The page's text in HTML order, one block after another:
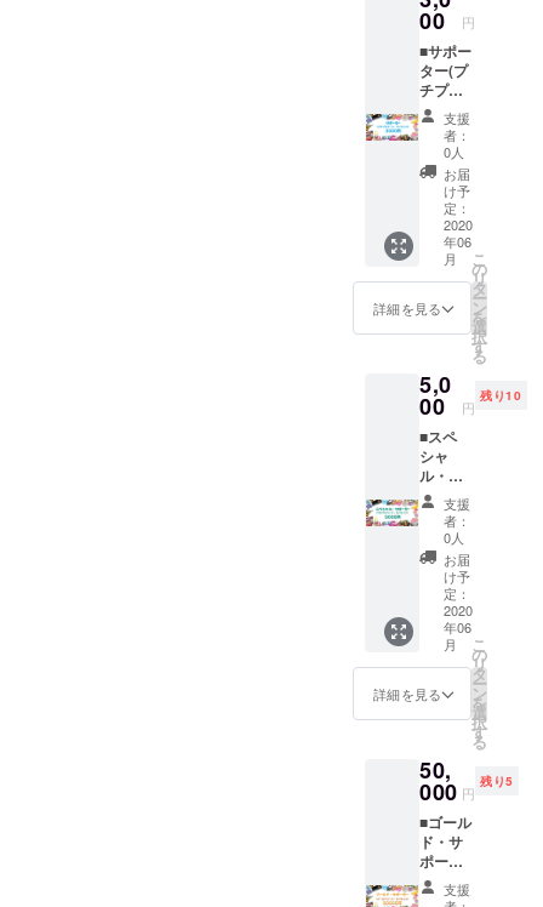
です。
活動の
励みに
なりま
す。応
援され
たとい
う気持
ちだけ
で今日
も一日
頑張れ
ます。
※twitter.
Instagr
amやっ
い。秒
でフォ
ローし
にいき
ます！
◎リ
ターン
内容◎
PHOTO
Mが超
感謝し
ます！
(感謝の
メッ
セージ)
ご登録
アドレ
スへ、
Mから
感謝の
メッ
セージ
00 円
■サポー
ター(プ
チプラ
コー
ス・ラ
イセン
ス)■300
0円
PHOTO
M活動
の中身
に触れ
てみた
い方向
けサ
ポー
ランで
す。 7
月1日
OPEN
予定の
「プチ
プラ
コース
｜680円
(税抜)/
月」と
同等の
ライセ
ンスを
6ヶ月分
お付け
しま
CLUB
をどう
ぞご活
用くだ
さい。
※twitter.
Instagr
支援
者：
0人
お届
け予
定：
2020
年06
月
詳細を見る
こ
の
リ
タ
ー
ン
を
選
択
す
る
5,0
00 円
残り10
■スペ
シャ
ル・サ
ポー
ター(プ
チプラ
コー
ス・ラ
イセン
ス)■500
3000円
のリ
ターン
プラン
に+アナ
好きな
イラス
トを作
成する
プラン
です！
※twitter.
Instagr
支援
者：
0人
お届
け予
定：
2020
年06
月
詳細を見る
こ
の
リ
タ
ー
ン
を
選
択
す
る
50,
000 円
残り5
■ゴール
ド・サ
ポー
ター
(ゴール
支援